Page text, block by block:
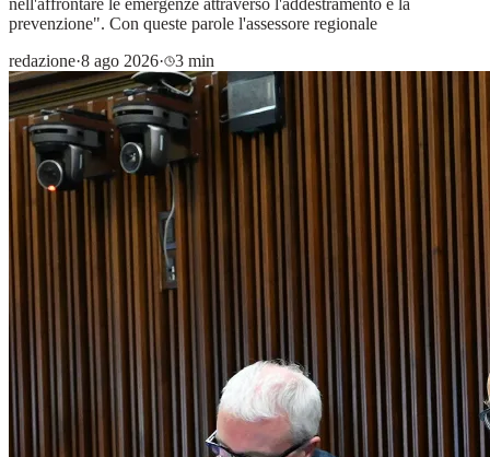
prevenzione". Con queste parole l'assessore regionale
redazione·8 ago 2026· 3 min